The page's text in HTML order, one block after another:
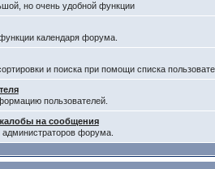
но очень удобной функции
календаря форума.
и поиска при помощи списка
пользователей.
на сообщения
администраторов форума.